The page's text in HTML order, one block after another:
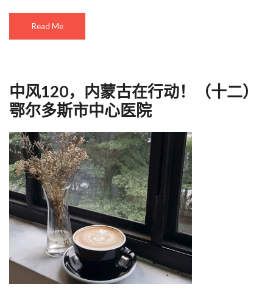
Read Me
中风120，内蒙古在行动！（十二）
鄂尔多斯市中心医院